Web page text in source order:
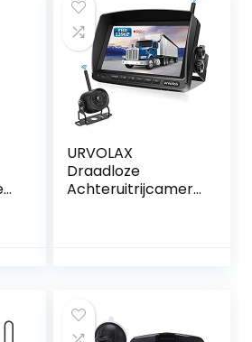
URVOLAX
Draadloze
Achteruitrijcamera